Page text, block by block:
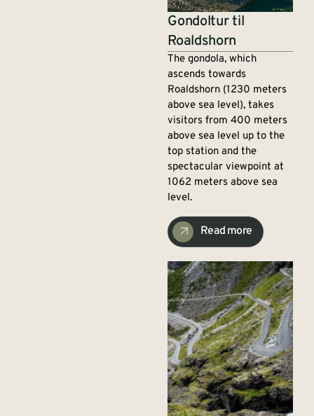
Gondoltur til
Roaldshorn
The gondola, which
ascends towards
Roaldshorn (1230 meters
above sea level), takes
visitors from 400 meters
above sea level up to the
top station and the
spectacular viewpoint at
1062 meters above sea
level.
Read more